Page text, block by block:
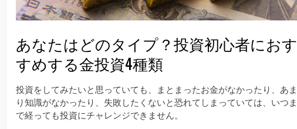
あなたはどのタイプ？投資初心者におす
すめする金投資4種類
投資をしてみたいと思っていても、まとまったお金がなかったり、あま
り知識がなかったり、失敗したくないと恐れてしまっていては、いつま
で経っても投資にチャレンジできません。